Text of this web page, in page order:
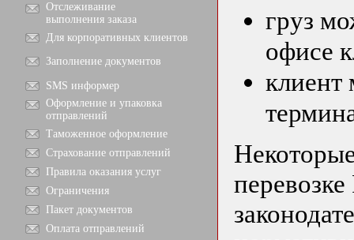
Отслеживание
выполнения заказа
Для корпоративных клиентов
Заполнение документов
SMS информер
Оформление и упаковка
отправлений
Таможенное оформление
Страхование отправлений
Правила оказания услуг
Ограничения
Пакет документов
Оплата отправлений
груз
офисе
клиент